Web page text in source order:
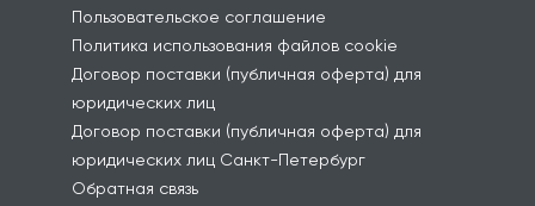
Пользовательское соглашение
Политика использования файлов cookie
Договор поставки (публичная оферта) для
юридических лиц
Договор поставки (публичная оферта) для
юридических лиц Санкт-Петербург
Обратная связь